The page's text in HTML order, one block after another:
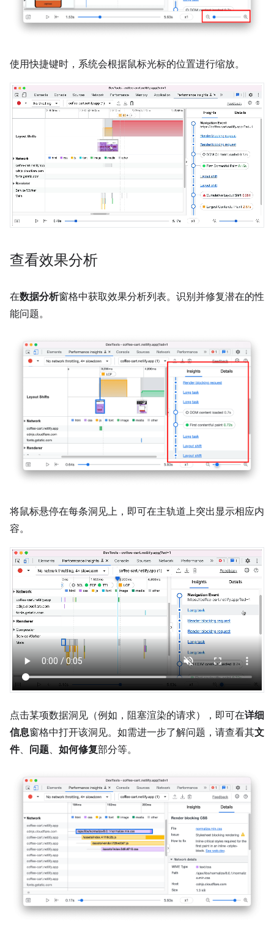
使用快捷键时，系统会根据鼠标光标的位置进行缩放。
查看效果分析
在数据分析窗格中获取效果分析列表。识别并修复潜在的性
能问题。
将鼠标悬停在每条洞见上，即可在主轨道上突出显示相应内
容。
点击某项数据洞见（例如，阻塞渲染的请求），即可在详细
信息窗格中打开该洞见。如需进一步了解问题，请查看其文
件、 问题、 如何修复部分等。